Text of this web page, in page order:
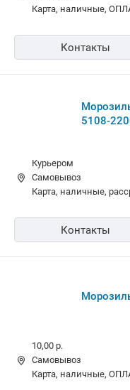
карта, наличные,
Контакты
5108-
Курьером
Самовывоз
карта, наличные,
Контакты
10,00 р.
Самовывоз
карта, наличные,